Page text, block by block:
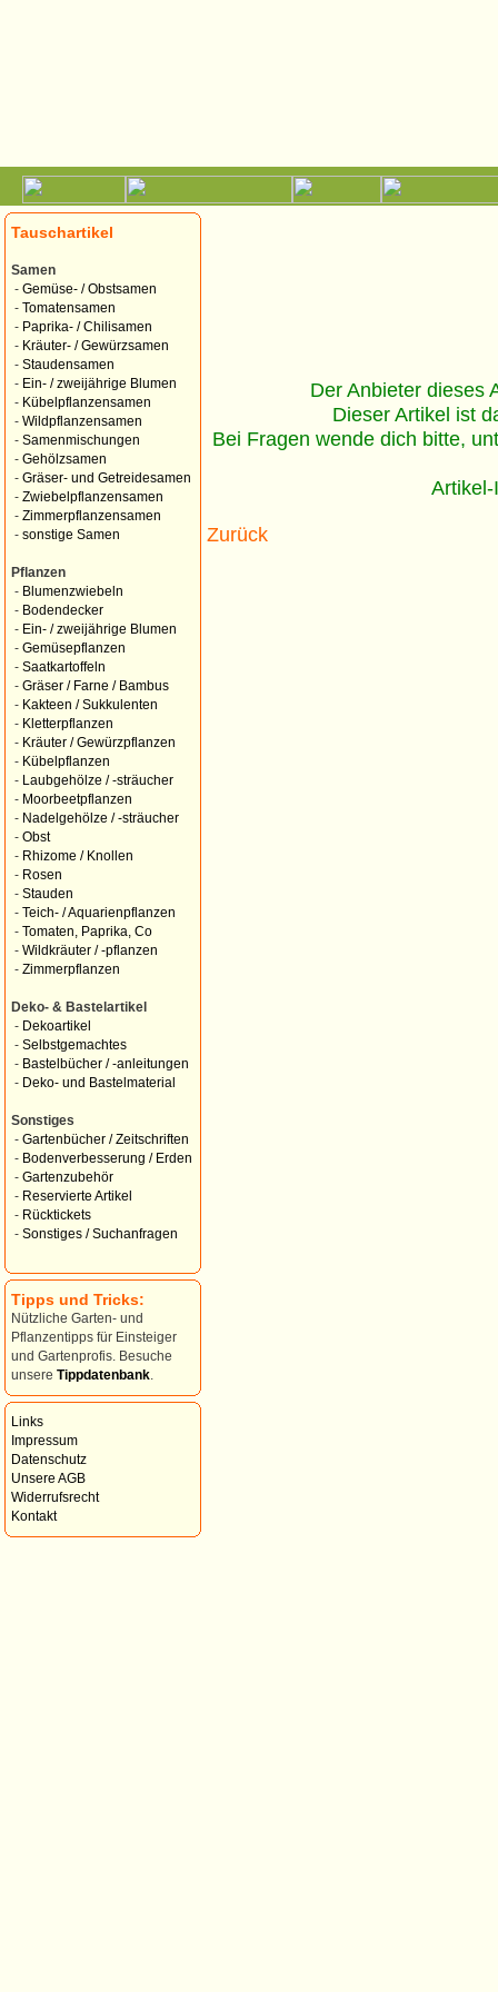
Tauschartikel
Samen
- Gemüse- / Obstsamen
- Tomatensamen
- Paprika- / Chilisamen
- Kräuter- / Gewürzsamen
- Staudensamen
- Ein- / zweijährige Blumen
- Kübelpflanzensamen
- Wildpflanzensamen
- Samenmischungen
- Gehölzsamen
- Gräser- und Getreidesamen
- Zwiebelpflanzensamen
- Zimmerpflanzensamen
- sonstige Samen
Pflanzen
- Blumenzwiebeln
- Bodendecker
- Ein- / zweijährige Blumen
- Gemüsepflanzen
- Saatkartoffeln
- Gräser / Farne / Bambus
- Kakteen / Sukkulenten
- Kletterpflanzen
- Kräuter / Gewürzpflanzen
- Kübelpflanzen
-
Laubgehölze / -sträucher
- Moorbeetpflanzen
- Nadelgehölze / -sträucher
- Obst
- Rhizome / Knollen
- Rosen
- Stauden
- Teich- / Aquarienpflanzen
- Tomaten, Paprika, Co
- Wildkräuter / -pflanzen
- Zimmerpflanzen
Deko- & Bastelartikel
- Dekoartikel
- Selbstgemachtes
- Bastelbücher / -anleitungen
- Deko- und Bastelmaterial
Sonstiges
- Gartenbücher / Zeitschriften
- Bodenverbesserung / Erden
- Gartenzubehör
- Reservierte Artikel
- Rücktickets
- Sonstiges / Suchanfragen
Tipps und Tricks:
Nützliche Garten- und
Pflanzentipps für Einsteiger
und Gartenprofis. Besuche
unsere Tippdatenbank
Links
Impressum
Datenschutz
Unsere AGB
Widerrufsrecht
Kontakt
Der Anbieter dieses
Dieser Artikel ist
Bei Fragen wende dich bitte,
Zurück